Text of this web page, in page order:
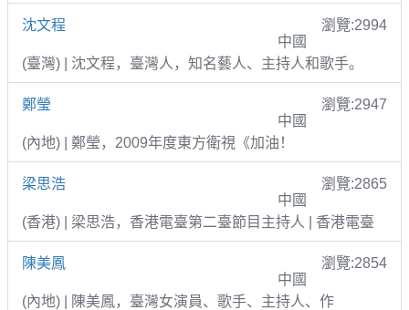
沈文程
瀏覽:2994
中國
(臺灣) | 沈文程，臺灣人，知名藝人、主持人和歌手。
鄭瑩
瀏覽:2947
中國
(內地) | 鄭瑩，2009年度東方衛視《加油！
梁思浩
瀏覽:2865
中國
(香港) | 梁思浩，香港電臺第二臺節目主持人 | 香港電臺
陳美鳳
瀏覽:2854
中國
(內地) | 陳美鳳，臺灣女演員、歌手、主持人、作